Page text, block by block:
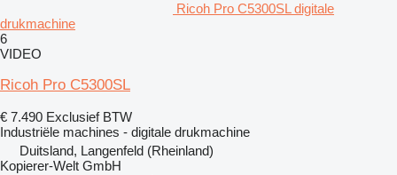
Ricoh Pro C5300SL digitale
drukmachine
6
VIDEO
Ricoh Pro C5300SL
€ 7.490 Exclusief BTW
Industriële machines - digitale drukmachine
Duitsland, Langenfeld (Rheinland)
Kopierer-Welt GmbH